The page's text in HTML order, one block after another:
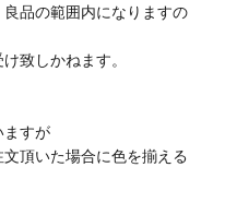
品の範囲内になりますの
致しかねます。
ますが
頂いた場合に色を揃える